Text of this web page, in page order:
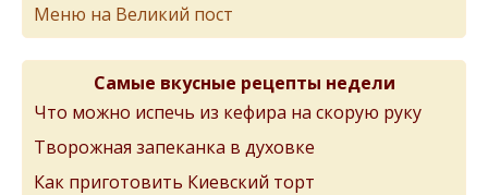
Меню на Великий пост
Самые вкусные рецепты недели
Что можно испечь из кефира на скорую руку
Творожная запеканка в духовке
Как приготовить Киевский торт